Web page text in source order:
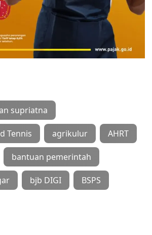
supriatna
Tennis agrikulur AHRT
bantuan pemerintah
bjb DIGI BSPS